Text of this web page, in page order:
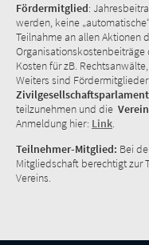
Fördermitglied:
werden, keine
Teilnahme an allen Aktionen
Kosten für zB.
Weiters sind
teilzunehmen und die
Anmeldung hier: Link.
Teilnehmer-Mitglied: Bei
Mitgliedschaft berechtigt zur
Vereins.